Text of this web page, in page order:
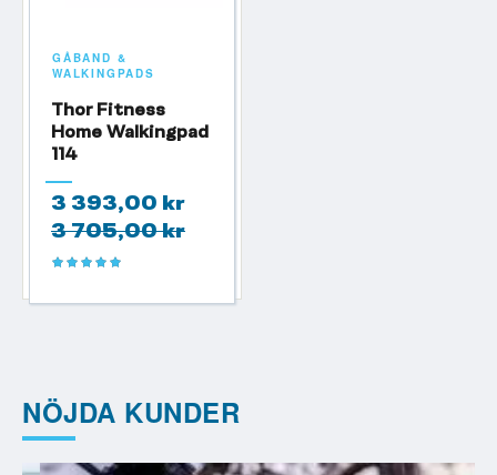
GÅBAND &
WALKINGPADS
Thor Fitness
Home Walkingpad
114
3 393,00 kr
3 705,00 kr
Betyg:
NÖJDA KUNDER